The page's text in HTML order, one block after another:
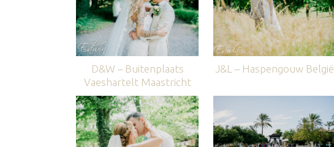
D&W – Buitenplaats
Vaeshartelt Maastricht
J&L – Haspengouw België